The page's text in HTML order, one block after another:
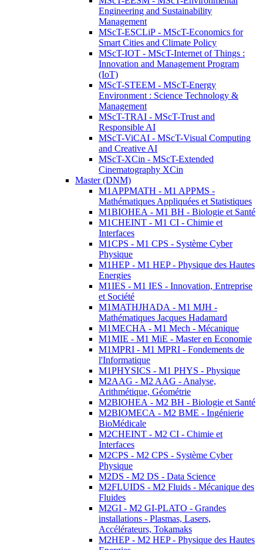
Engineering and Sustainability
Management
MScT-ESCLiP - MScT-Economics for
Smart Cities and Climate Policy
MScT-IOT - MScT-Internet of Things :
Innovation and Management Program
(IoT)
MScT-STEEM - MScT-Energy
Environment : Science Technology &
Management
MScT-TRAI - MScT-Trust and
Responsible AI
MScT-ViCAI - MScT-Visual Computing
and Creative AI
MScT-XCin - MScT-Extended
Cinematography XCin
Master (DNM)
M1APPMATH - M1 APPMS -
Mathématiques Appliquées et Statistiques
M1BIOHEA - M1 BH - Biologie et Santé
M1CHEINT - M1 CI - Chimie et
Interfaces
M1CPS - M1 CPS - Système Cyber
Physique
M1HEP - M1 HEP - Physique des Hautes
Energies
M1IES - M1 IES - Innovation, Entreprise
et Société
M1MATHJHADA - M1 MJH -
Mathématiques Jacques Hadamard
M1MECHA - M1 Mech - Mécanique
M1MIE - M1 MiE - Master en Economie
M1MPRI - M1 MPRI - Fondements de
l'Informatique
M1PHYSICS - M1 PHYS - Physique
M2AAG - M2 AAG - Analyse,
Arithmétique, Géométrie
M2BIOHEA - M2 BH - Biologie et Santé
M2BIOMECA - M2 BME - Ingénierie
BioMédicale
M2CHEINT - M2 CI - Chimie et
Interfaces
M2CPS - M2 CPS - Système Cyber
Physique
M2DS - M2 DS - Data Science
M2FLUIDS - M2 Fluids - Mécanique des
Fluides
M2GI - M2 GI-PLATO - Grandes
installations - Plasmas, Lasers,
Accélérateurs, Tokamaks
M2HEP - M2 HEP - Physique des Hautes